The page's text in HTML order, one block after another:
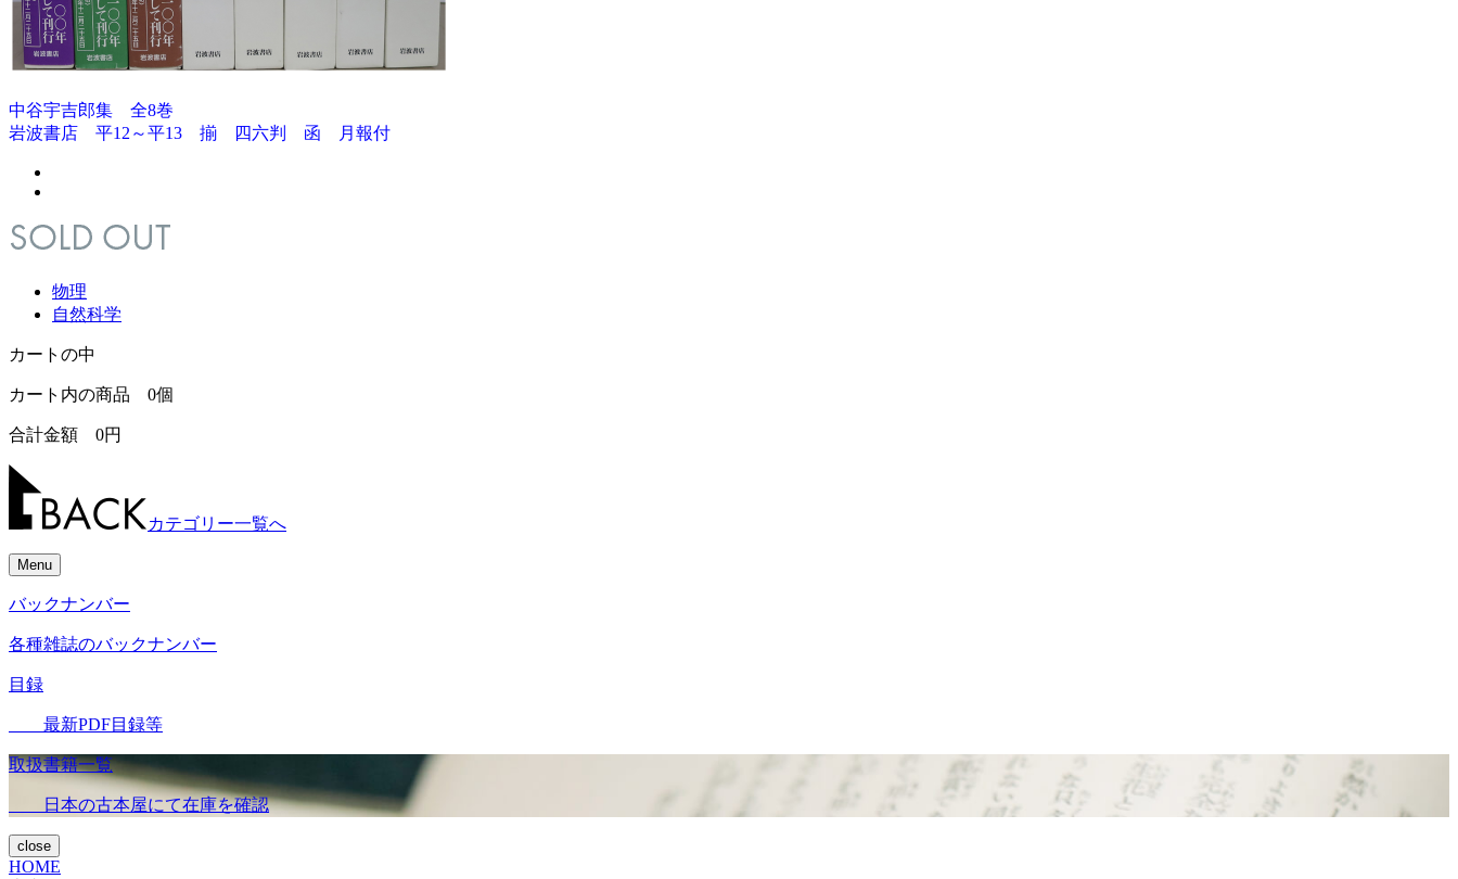
中谷宇吉郎集 全8巻
岩波書店 平12～平13 揃 四六判 函 月報付
物理
自然科学
カートの中
カート内の商品 0個
合計金額 0円
カテゴリー一覧へ
Menu
バックナンバー
各種雑誌のバックナンバー
目録
最新PDF目録等
取扱書籍一覧
日本の古本屋にて在庫を確認
close
HOME